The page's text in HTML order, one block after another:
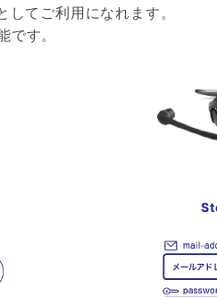
てご利用になれます。
です。